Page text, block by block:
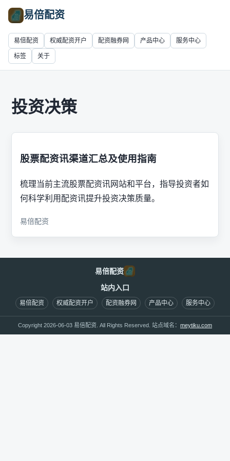
易倍配资
易倍配资 权威配资开户 配资融券网 产品中心 服务中心
标签 关于
投资决策
股票配资讯渠道汇总及使用指南
梳理当前主流股票配资讯网站和平台，指导投资者如
何科学利用配资讯提升投资决策质量。
易倍配资
易倍配资
站内入口
易倍配资 权威配资开户 配资融券网 产品中心 服务中心
Copyright 2026-06-03 易倍配资. All Rights Reserved. 站点域名： meytiku.com